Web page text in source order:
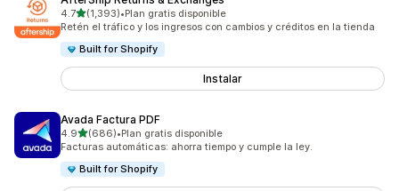
4.7de 5 estrellas
(1,393)
1393 reseñas en total
•Plan gratis disponible
Retén el tráfico y los ingresos con cambios y créditos en la tienda
Built for Shopify
Instalar
Avada Factura PDF
4.9de 5 estrellas
(686)
686 reseñas en total
•Plan gratis disponible
Facturas automáticas: ahorra tiempo y cumple la ley.
Built for Shopify